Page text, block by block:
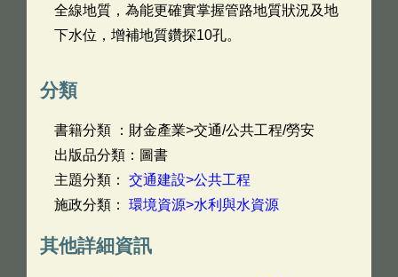
全線地質，為能更確實掌握管路地質狀況及地
下水位，增補地質鑽探10孔。
分類
書籍分類 ：財金產業>交通/公共工程/勞安
出版品分類：圖書
主題分類： 交通建設>公共工程
施政分類： 環境資源>水利與水資源
其他詳細資訊